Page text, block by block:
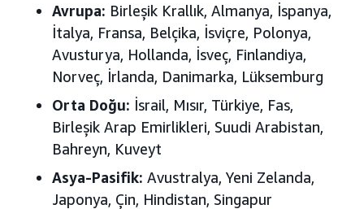
Avrupa: Birleşik Krallık, Almanya, İspanya,
İtalya, Fransa, Belçika, İsviçre, Polonya,
Avusturya, Hollanda, İsveç, Finlandiya,
Norveç, İrlanda, Danimarka, Lüksemburg
Orta Doğu: İsrail, Mısır, Türkiye, Fas,
Birleşik Arap Emirlikleri, Suudi Arabistan,
Bahreyn, Kuveyt
Asya-Pasifik: Avustralya, Yeni Zelanda,
Japonya, Çin, Hindistan, Singapur